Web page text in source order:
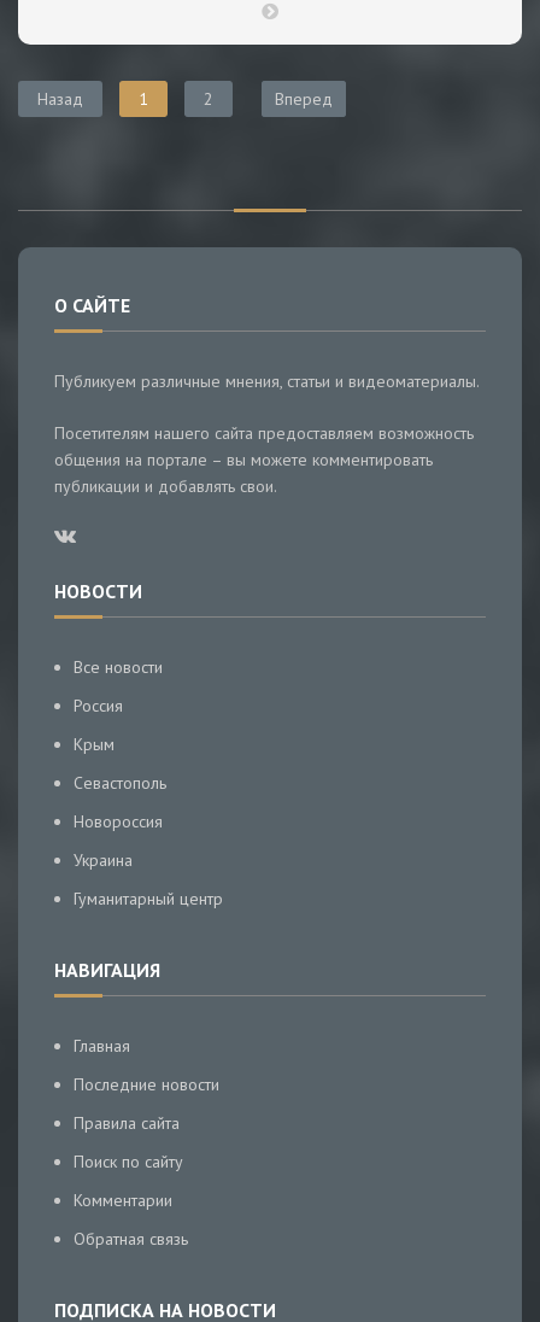
Назад 1 2 Вперед
О САЙТЕ
Публикуем различные мнения, статьи и видеоматериалы.
Посетителям нашего сайта предоставляем возможность
общения на портале – вы можете комментировать
публикации и добавлять свои.
НОВОСТИ
Все новости
Россия
Крым
Севастополь
Новороссия
Украина
Гуманитарный центр
НАВИГАЦИЯ
Главная
Последние новости
Правила сайта
Поиск по сайту
Комментарии
Обратная связь
ПОДПИСКА НА НОВОСТИ